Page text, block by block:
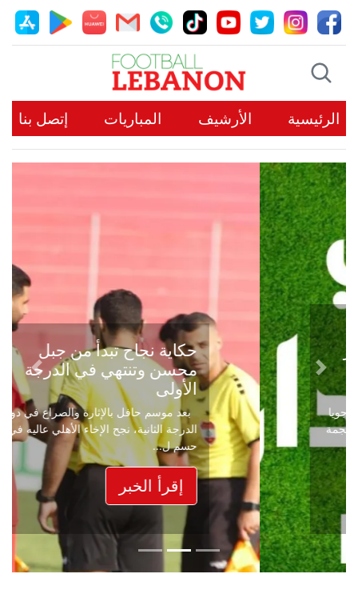
الرئيسية الأرشيف المباريات إتصل بنا
حكاية نجاح تبدأ من جبل
محسن وتنتهي في الدرجة
الأولى
بعد موسم حافل بالإثارة والصراع في دوري
الدرجة الثانية، نجح الإخاء الأهلي عاليه في
حسم ل...
إقرأ الخبر
Previous
Next